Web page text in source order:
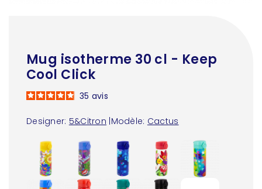
Mug isotherme 30 cl - Keep
Cool Click
Designer: 5&Citron Modèle: Cactus
35 avis